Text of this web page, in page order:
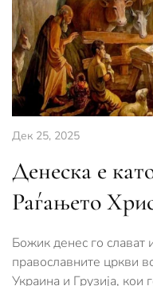
Дек 25, 2025
Денеска е
Раѓањето
Божик денес го слават
православните цркви
Украина и Грузија, кои